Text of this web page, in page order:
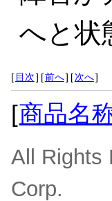
へと状
[ 目次] [前へ] [次へ]
[商品名
All Rights
Corp.